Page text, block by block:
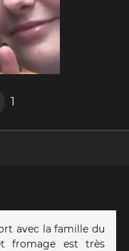
1
avec la famille du
fromage est très